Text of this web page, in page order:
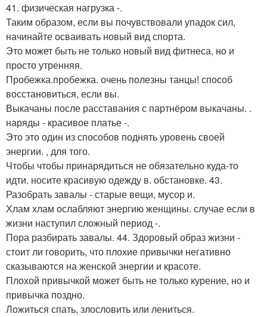
41. физическая нагрузка -.
Таким образом, если вы почувствовали упадок сил,
начинайте осваивать новый вид спорта.
Это может быть не только новый вид фитнеса, но и
просто утренняя.
Пробежка.пробежка. очень полезны танцы! способ
восстановиться, если вы.
Выкачаны после расставания с партнёром выкачаны. .
наряды - красивое платье -.
Это это один из способов поднять уровень своей
энергии. , для того.
Чтобы чтобы принарядиться не обязательно куда-то
идти. носите красивую одежду в. обстановке. 43.
Разобрать завалы - старые вещи, мусор и.
Хлам хлам ослабляют энергию женщины. случае если в
жизни наступил сложный период -.
Пора разбирать завалы. 44. Здоровый образ жизни -
стоит ли говорить, что плохие привычки негативно
сказываются на женской энергии и красоте.
Плохой привычкой может быть не только курение, но и
привычка поздно.
Ложиться спать, злословить или лениться.